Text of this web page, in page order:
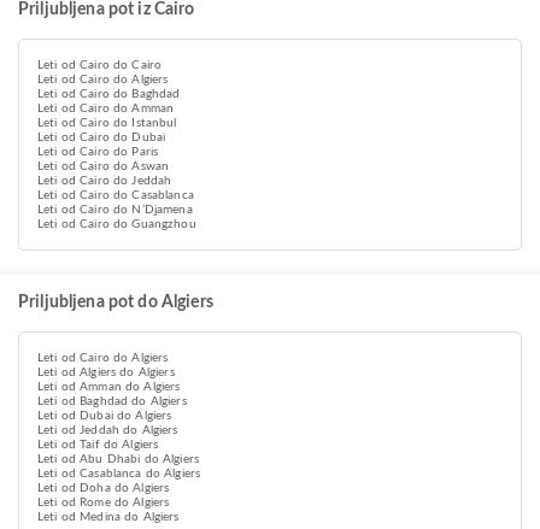
Priljubljena pot iz Cairo
Leti od Cairo do Cairo
Leti od Cairo do Algiers
Leti od Cairo do Baghdad
Leti od Cairo do Amman
Leti od Cairo do Istanbul
Leti od Cairo do Dubai
Leti od Cairo do Paris
Leti od Cairo do Aswan
Leti od Cairo do Jeddah
Leti od Cairo do Casablanca
Leti od Cairo do NʼDjamena
Leti od Cairo do Guangzhou
Priljubljena pot do Algiers
Leti od Cairo do Algiers
Leti od Algiers do Algiers
Leti od Amman do Algiers
Leti od Baghdad do Algiers
Leti od Dubai do Algiers
Leti od Jeddah do Algiers
Leti od Taif do Algiers
Leti od Abu Dhabi do Algiers
Leti od Casablanca do Algiers
Leti od Doha do Algiers
Leti od Rome do Algiers
Leti od Medina do Algiers